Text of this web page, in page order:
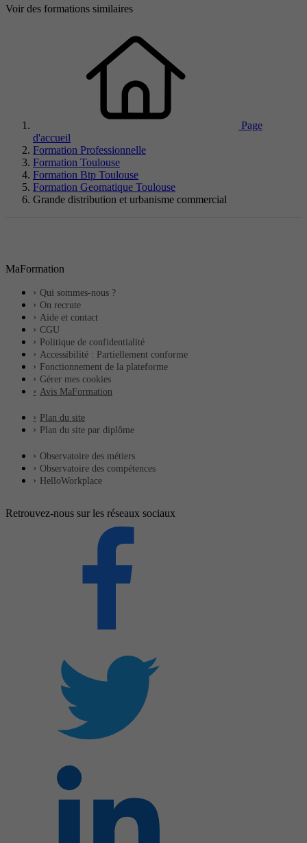
Voir des formations similaires
Page
d'accueil
Formation Professionnelle
Formation Toulouse
Formation Btp Toulouse
Formation Geomatique Toulouse
Grande distribution et urbanisme commercial
MaFormation
Qui sommes-nous ?
On recrute
Aide et contact
CGU
Politique de confidentialité
Accessibilité : Partiellement conforme
Fonctionnement de la plateforme
Gérer mes cookies
Avis MaFormation
Plan du site
Plan du site par diplôme
Observatoire des métiers
Observatoire des compétences
HelloWorkplace
Retrouvez-nous sur les réseaux sociaux